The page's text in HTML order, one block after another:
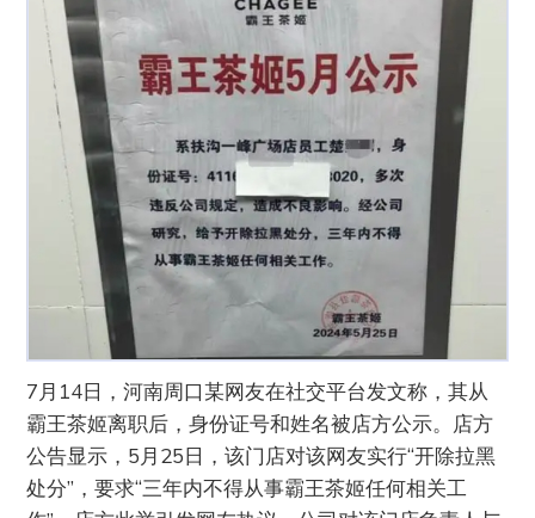
7月14日，河南周口某网友在社交平台发文称，其从
霸王茶姬离职后，身份证号和姓名被店方公示。店方
公告显示，5月25日，该门店对该网友实行“开除拉黑
处分”，要求“三年内不得从事霸王茶姬任何相关工